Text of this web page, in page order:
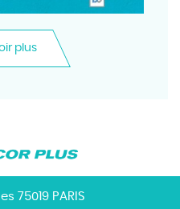
plus
75019 PARIS